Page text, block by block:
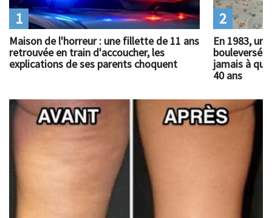
Maison de l'horreur : une fillette de 11 ans
retrouvée en train d'accoucher, les
explications de ses parents choquent
1
En 1983, un
bouleversé
jamais à
40 ans
2